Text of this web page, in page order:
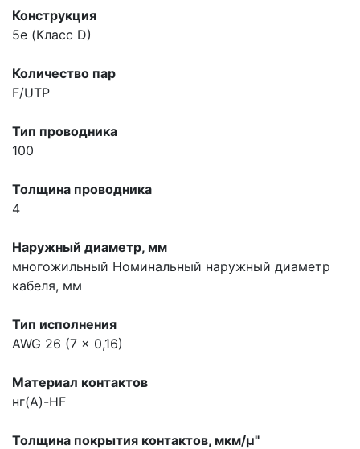
Конструкция
5e (Класс D)
Количество пар
F/UTP
Тип проводника
100
Толщина проводника
4
Наружный диаметр, мм
многожильный Номинальный наружный диаметр
кабеля, мм
Тип исполнения
AWG 26 (7 x 0,16)
Материал контактов
нг(A)-HF
Толщина покрытия контактов, мкм/µ"